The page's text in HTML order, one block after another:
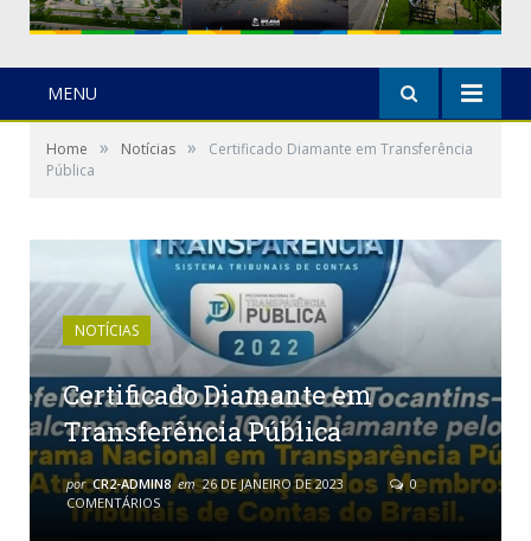
MENU
Home » Notícias »
Certificado Diamante em Transferência
Pública
NOTÍCIAS
Certificado Diamante em
Transferência Pública
por CR2-ADMIN8 em 26 DE JANEIRO DE 2023
0
COMENTÁRIOS